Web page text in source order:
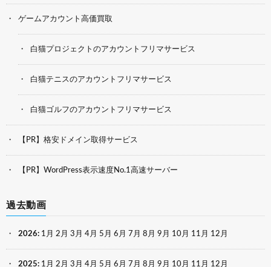
ゲームアカウント高価買取
白猫プロジェクトのアカウントフリマサービス
白猫テニスのアカウントフリマサービス
白猫ゴルフのアカウントフリマサービス
【PR】格安ドメイン取得サービス
【PR】WordPress表示速度No.1高速サーバー
過去動画
2026: 1月 2月 3月 4月 5月 6月 7月 8月 9月 10月 11月 12月
2025: 1月 2月 3月 4月 5月 6月 7月 8月 9月 10月 11月 12月